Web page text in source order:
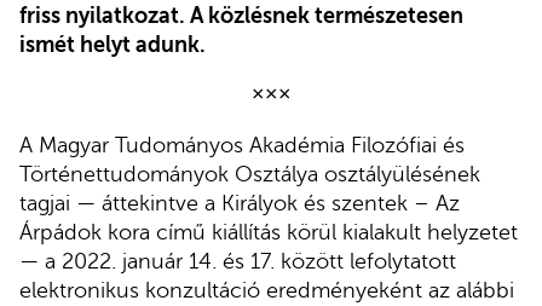
friss nyilatkozat. A közlésnek természetesen
ismét helyt adunk.
×××
A Magyar Tudományos Akadémia Filozófiai és
Történettudományok Osztálya osztályülésének
tagjai — áttekintve a Királyok és szentek – Az
Árpádok kora című kiállítás körül kialakult helyzetet
— a 2022. január 14. és 17. között lefolytatott
elektronikus konzultáció eredményeként az alábbi